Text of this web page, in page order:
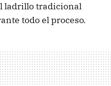
ladrillo tradicional
todo el proceso.